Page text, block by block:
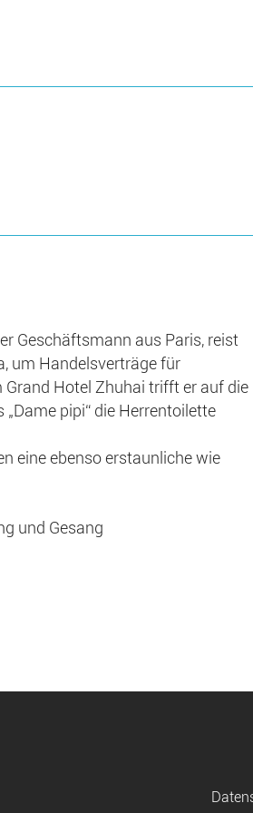
Geschäftsmann aus Paris, reist
um Handelsverträge für
Hotel Zhuhai trifft er auf die
pipi“ die Herrentoilette
eine ebenso erstaunliche wie
und Gesang